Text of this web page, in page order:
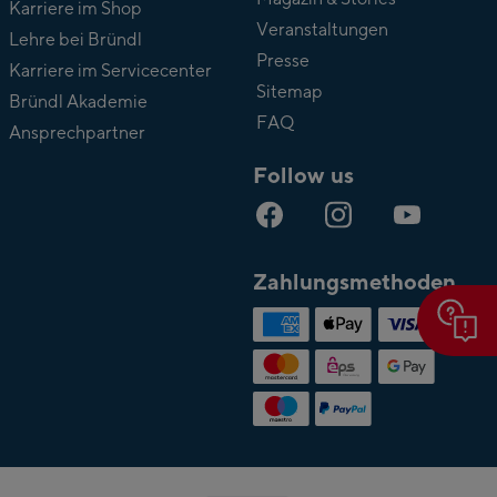
Karriere im Shop
Lehre bei Bründl
Karriere im Servicecenter
Bründl Akademie
Ansprechpartner
Veranstaltungen
Presse
Sitemap
FAQ
Follow us
Zahlungsmethoden